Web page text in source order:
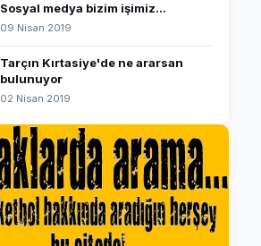
Sosyal medya bizim işimiz...
09 Nisan 2019
Tarçın Kırtasiye'de ne ararsan
bulunuyor
02 Nisan 2019